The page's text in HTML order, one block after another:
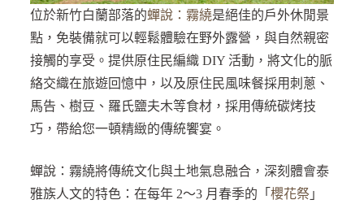
位於新竹白蘭部落的蟬說：霧繞是絕佳的戶外休閒景
點，免裝備就可以輕鬆體驗在野外露營，與自然親密
接觸的享受。提供原住民編織 DIY 活動，將文化的脈
絡交織在旅遊回憶中，以及原住民風味餐採用刺蔥、
馬告、樹豆、羅氏鹽夫木等食材，採用傳統碳烤技
巧，帶給您一頓精緻的傳統饗宴。
蟬說：霧繞將傳統文化與土地氣息融合，深刻體會泰
雅族人文的特色：在每年 2～3 月春季的「 櫻花祭」